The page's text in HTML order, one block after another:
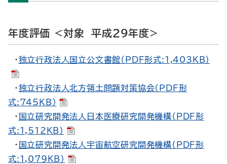
年度評価 <対象 平成29年度>
・独立行政法人国立公文書館（PDF形式:1,403KB）
・独立行政法人北方領土問題対策協会（PDF形
式:745KB）
・ 国立研究開発法人日本医療研究開発機構（PDF形
式:1,512KB）
・ 国立研究開発法人宇宙航空研究開発機構（PDF形
式:1,079KB）